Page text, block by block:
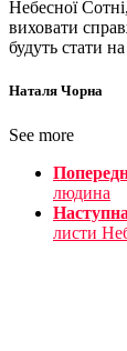
Небесної
виховати
будуть стати
Наталя Чорна
See more
людина
Наступна
листи